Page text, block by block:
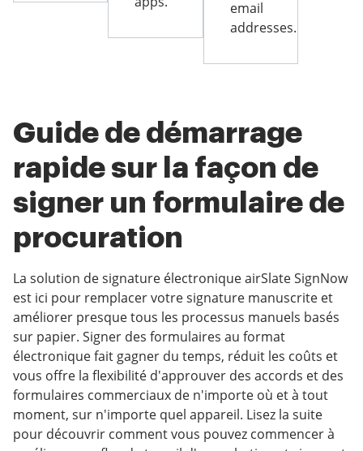
email
addresses.
Guide de démarrage
rapide sur la façon de
signer un formulaire de
procuration
La solution de signature électronique airSlate SignNow
est ici pour remplacer votre signature manuscrite et
améliorer presque tous les processus manuels basés
sur papier. Signer des formulaires au format
électronique fait gagner du temps, réduit les coûts et
vous offre la flexibilité d'approuver des accords et des
formulaires commerciaux de n'importe où et à tout
moment, sur n'importe quel appareil. Lisez la suite
pour découvrir comment vous pouvez commencer à